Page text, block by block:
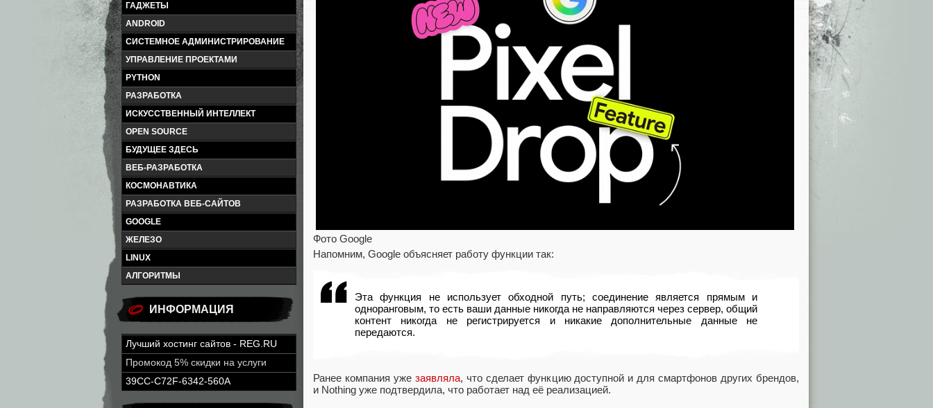
ГАДЖЕТЫ
ANDROID
СИСТЕМНОЕ АДМИНИСТРИРОВАНИЕ
УПРАВЛЕНИЕ ПРОЕКТАМИ
PYTHON
РАЗРАБОТКА
ИСКУССТВЕННЫЙ ИНТЕЛЛЕКТ
OPEN SOURCE
БУДУЩЕЕ ЗДЕСЬ
ВЕБ-РАЗРАБОТКА
КОСМОНАВТИКА
РАЗРАБОТКА ВЕБ-САЙТОВ
GOOGLE
ЖЕЛЕЗО
LINUX
АЛГОРИТМЫ
ИНФОРМАЦИЯ
Лучший хостинг сайтов - REG.RU
Промокод 5% скидки на услуги
39CC-C72F-6342-560A
Фото Google
Напомним, Google объясняет работу функции так:
Эта функция не использует обходной путь; соединение является прямым и
одноранговым, то есть ваши данные никогда не направляются через сервер, общий
контент никогда не регистрируется и никакие дополнительные данные не
передаются.
Ранее компания уже заявляла, что сделает функцию доступной и для смартфонов других брендов,
и Nothing уже подтвердила, что работает над её реализацией.